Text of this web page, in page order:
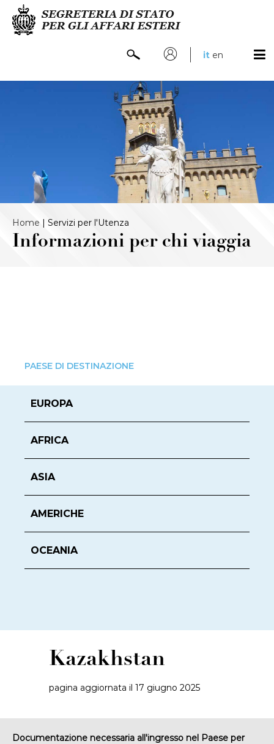
it en
Home | Servizi per l'Utenza
Informazioni per chi viaggia
PAESE DI DESTINAZIONE
EUROPA
AFRICA
ASIA
AMERICHE
OCEANIA
Kazakhstan
pagina aggiornata il 17 giugno 2025
Documentazione necessaria all'ingresso nel Paese per